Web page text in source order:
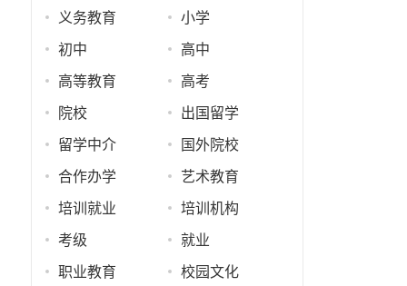
义务教育 小学
初中 高中
高等教育 高考
院校 出国留学
留学中介 国外院校
合作办学 艺术教育
培训就业 培训机构
考级 就业
职业教育 校园文化